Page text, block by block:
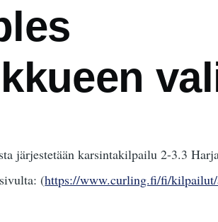
järjestetään karsintakilpailu 2-3.3
(https://www.curling.fi/fi/kilpailut/